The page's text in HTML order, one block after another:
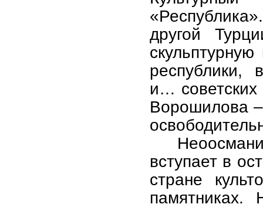
другой
республики,
и…
Ворошилова
вступает в
стране
памятниках.